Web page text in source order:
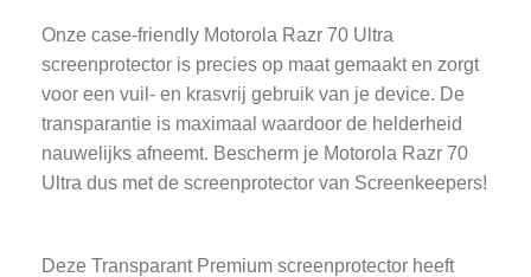
Onze case-friendly Motorola Razr 70 Ultra
screenprotector is precies op maat gemaakt en zorgt
voor een vuil- en krasvrij gebruik van je device. De
transparantie is maximaal waardoor de helderheid
nauwelijks afneemt. Bescherm je Motorola Razr 70
Ultra dus met de screenprotector van Screenkeepers!
Deze Transparant Premium screenprotector heeft